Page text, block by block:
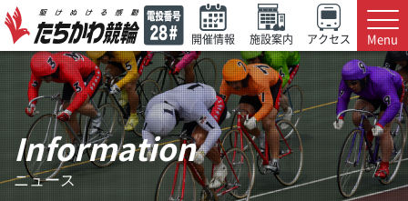
開催情報 施設案内 アクセス Menu
Information
ニュース